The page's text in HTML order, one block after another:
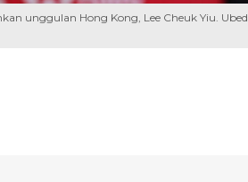
unggulan Hong Kong, Lee Cheuk Yiu. Ubed